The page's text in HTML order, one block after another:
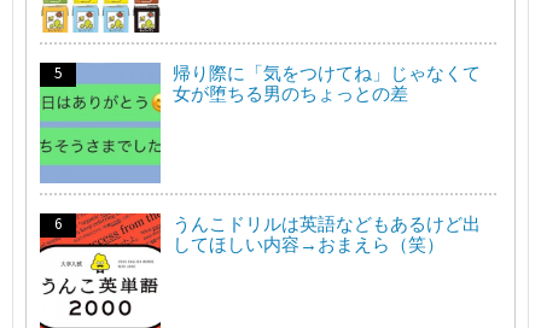
帰り際に「気をつけてね」じゃなくて
女が堕ちる男のちょっとの差
うんこドリルは英語などもあるけど出
してほしい内容→おまえら（笑）